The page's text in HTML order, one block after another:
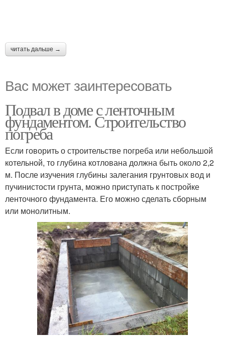
читать дальше →
Вас может заинтересовать
Подвал в доме с ленточным
фундаментом. Строительство
погреба
Если говорить о строительстве погреба или небольшой
котельной, то глубина котлована должна быть около 2,2
м. После изучения глубины залегания грунтовых вод и
пучинистости грунта, можно приступать к постройке
ленточного фундамента. Его можно сделать сборным
или монолитным.